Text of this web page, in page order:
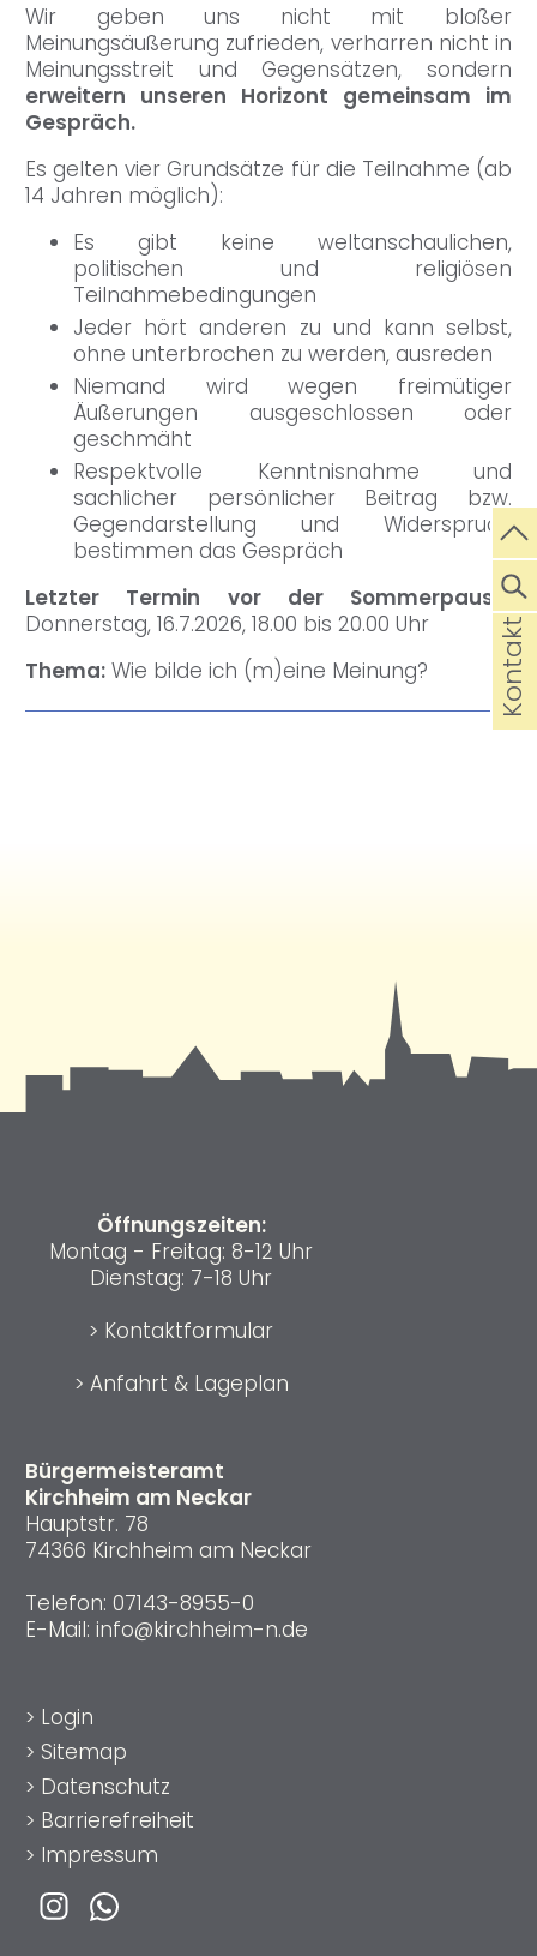
Wir geben uns nicht mit bloßer
Meinungsäußerung zufrieden, verharren nicht in
Meinungsstreit und Gegensätzen, sondern
erweitern unseren Horizont gemeinsam im
Gespräch.
Es gelten vier Grundsätze für die Teilnahme (ab
14 Jahren möglich):
Es gibt keine weltanschaulichen,
politischen und religiösen
Teilnahmebedingungen
Jeder hört anderen zu und kann selbst,
ohne unterbrochen zu werden, ausreden
Niemand wird wegen freimütiger
Äußerungen ausgeschlossen oder
geschmäht
Respektvolle Kenntnisnahme und
sachlicher persönlicher Beitrag bzw.
Gegendarstellung und Widerspruch
bestimmen das Gespräch
Letzter Termin vor der Sommerpause:
Donnerstag, 16.7.2026, 18.00 bis 20.00 Uhr
Thema: Wie bilde ich (m)eine Meinung?
Bürgermeisteramt
Kirchheim am Neckar
Hauptstr. 78
74366 Kirchheim am Neckar
Telefon: 07143-8955-0
E-Mail: info@kirchheim-n.de
Öffnungszeiten:
Montag - Freitag: 8-12 Uhr
Dienstag: 7-18 Uhr
> Kontaktformular
> Anfahrt & Lageplan
> Login
> Sitemap
> Datenschutz
> Barrierefreiheit
> Impressum
Kontakt